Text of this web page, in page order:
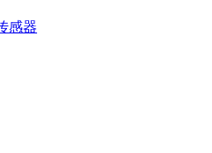
感器